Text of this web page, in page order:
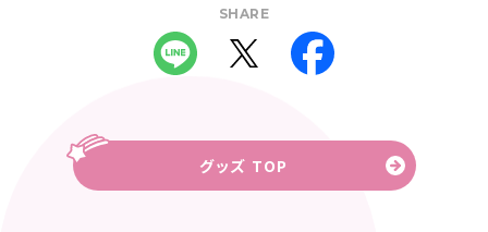
SHARE
グッズ TOP